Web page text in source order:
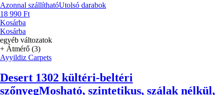
Azonnal szállíthatóUtolsó darabok
18 990 Ft
Kosárba
Kosárba
egyéb változatok
+ Átmérő (3)
Ayyildiz Carpets
Desert 1302 kültéri-beltéri
szőnyegMosható, szintetikus, szálak nélkül,